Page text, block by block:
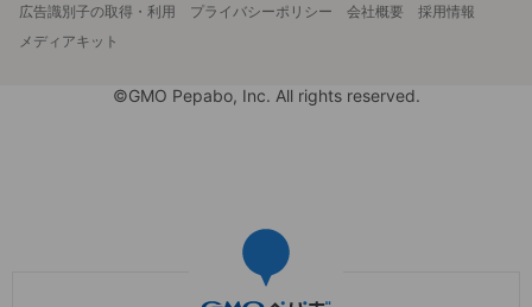
広告識別子の取得・利用
プライバシーポリシー 会社概要
採用情報
メディアキット
©GMO Pepabo, Inc. All rights reserved.